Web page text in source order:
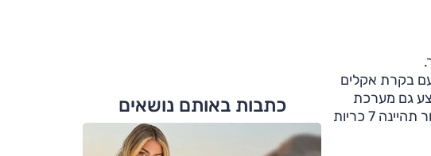
בקרת אקלים
גם מערכת
מולטימדיה משודרגת שתכלול בלוטות', מסך גדול יותר ושליטה מההגה, כמו גם בקרת שיוט. בכל רמות האבזור תהיינה 7 כריות
כתבות באותם נושאים